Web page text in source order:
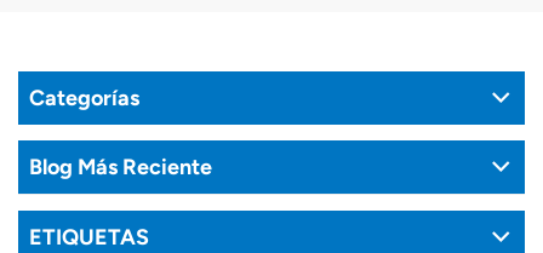
Português(Portugal)
Português(Brasil)
Türkçe
Categorías
Blog Más Reciente
ETIQUETAS